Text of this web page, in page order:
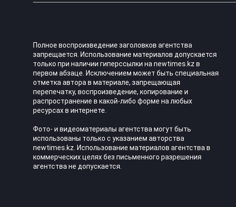
Полное воспроизведение заголовков агентства
запрещается. Использование материалов допускается
только при наличии гиперссылки на newtimes.kz в
первом абзаце. Исключением может быть специальная
отметка автора в материале, запрещающая
перепечатку, воспроизведение, копирование и
распространение в какой-либо форме на любых
ресурсах в интернете.
Фото- и видеоматериалы агентства могут быть
использованы только с указанием авторства
newtimes.kz. Использование материалов агентства в
коммерческих целях без письменного разрешения
агентства не допускается.